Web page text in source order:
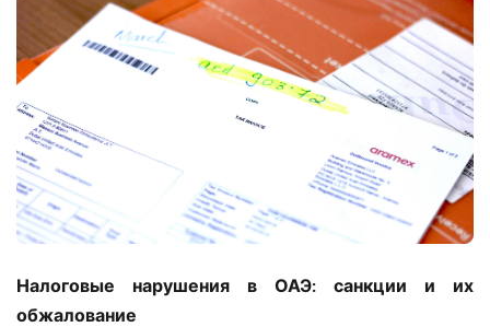
Налоговые нарушения в ОАЭ: санкции и их
обжалование